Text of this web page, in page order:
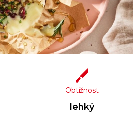
Obtížnost
lehký